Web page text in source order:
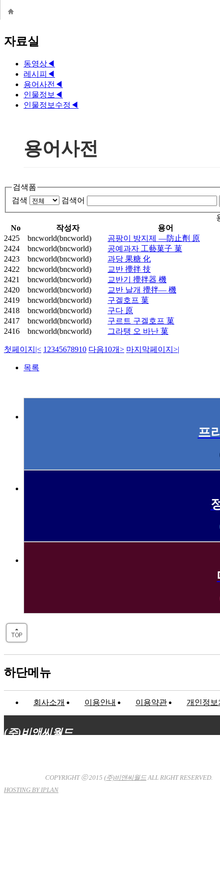
자료실
동영상◀
레시피 ◀
용어사전 ◀
인물정보 ◀
인물정보수정 ◀
용어사전
검색폼
검색
검색어
No
작성자
용어
2425
bncworld(bncworld)
곰팡이 방지제 ―防止劑 原
2424
bncworld(bncworld)
공예과자 工藝菓子 菓
2423
bncworld(bncworld)
과당 果糖 化
2422
bncworld(bncworld)
교반 攪拌 技
2421
bncworld(bncworld)
교반기 攪拌器 機
2420
bncworld(bncworld)
교반 날개 攪拌― 機
2419
bncworld(bncworld)
구겔호프 菓
2418
bncworld(bncworld)
구다 原
2417
bncworld(bncworld)
구르트 구겔호프 菓
2416
bncworld(bncworld) 그라탱 오 바난 菓
첫페이지 |< 1 2345678910 다음10개> 마지막페이지 >|
목록
프
하단메뉴
회사소개 이용안내 이용약관 개인정보
(주)비앤씨월드
COPYRIGHT ⓒ 2015 (주)비앤씨월드ALL RIGHT RESERVED.
HOSTING BY IPLAN